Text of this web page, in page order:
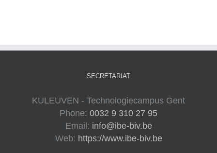
SECRETARIAT
KULEUVEN - Technologiecampus Gent
Phone: 0032 9 310 27 95
Email: info@ibe-biv.be
Web: https://www.ibe-biv.be